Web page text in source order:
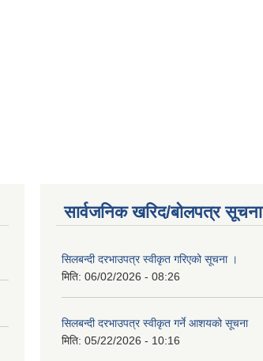
सार्वजनिक खरिद/बोलपत्र सूचना
सिलबन्दी दरभाउपत्र स्वीकृत गरिएको सूचना ।
मिति: 06/02/2026 - 08:26
सिलबन्दी दरभाउपत्र स्वीकृत गर्ने आशयको सूचना
मिति: 05/22/2026 - 10:16